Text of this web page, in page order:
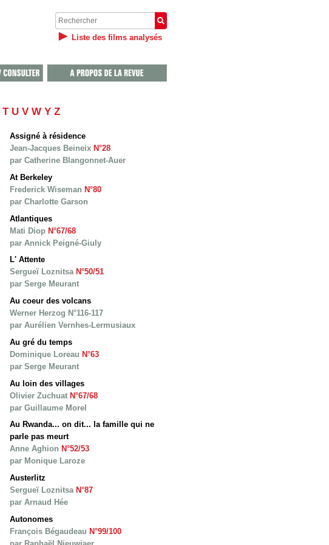
Liste des films analysés
T U V W Y Z
Assigné à résidence
Jean-Jacques Beineix N°28
par Catherine Blangonnet-Auer
At Berkeley
Frederick Wiseman N°80
par Charlotte Garson
Atlantiques
Mati Diop N°67/68
par Annick Peigné-Giuly
L' Attente
Sergueï Loznitsa N°50/51
par Serge Meurant
Au coeur des volcans
Werner Herzog N°116-117
par Aurélien Vernhes-Lermusiaux
Au gré du temps
Dominique Loreau N°63
par Serge Meurant
Au loin des villages
Olivier Zuchuat N°67/68
par Guillaume Morel
Au Rwanda... on dit... la famille qui ne
parle pas meurt
Anne Aghion N°52/53
par Monique Laroze
Austerlitz
Sergueï Loznitsa N°87
par Arnaud Hée
Autonomes
François Bégaudeau N°99/100